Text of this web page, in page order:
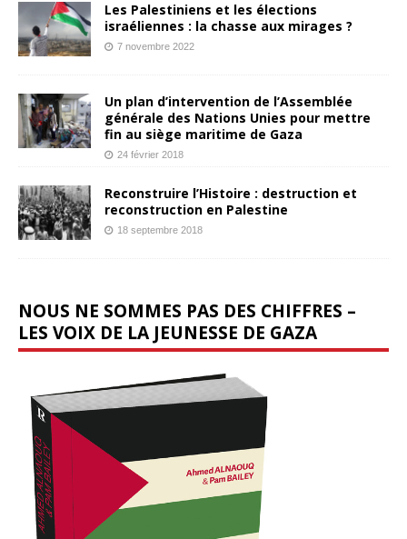
Les Palestiniens et les élections
israéliennes : la chasse aux mirages ?
7 novembre 2022
Un plan d’intervention de l’Assemblée
générale des Nations Unies pour mettre
fin au siège maritime de Gaza
24 février 2018
Reconstruire l’Histoire : destruction et
reconstruction en Palestine
18 septembre 2018
NOUS NE SOMMES PAS DES CHIFFRES –
LES VOIX DE LA JEUNESSE DE GAZA